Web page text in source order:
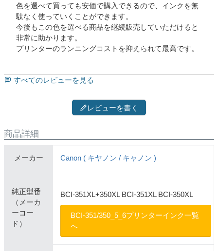
色を選べて買っても安価で購入できるので、インクを無
駄なく使っていくことができます。
今後もこの色を選べる商品を継続販売していただけると
非常に助かります。
プリンターのランニングコストを抑えられて最高です。
すべてのレビューを見る
レビューを書く
商品詳細
メーカー Canon ( キヤノン / キャノン )
純正型番
（メーカ
ーコー
ド）
BCI-351XL+350XL BCI-351XL BCI-350XL
BCI-351/350_5_6プリンターインク一覧
へ